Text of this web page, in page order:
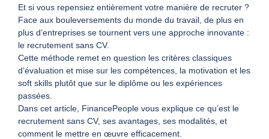
Et si vous repensiez entièrement votre manière de recruter ?
Face aux bouleversements du monde du travail, de plus en
plus d’entreprises se tournent vers une approche innovante :
le recrutement sans CV.
Cette méthode remet en question les critères classiques
d’évaluation et mise sur les compétences, la motivation et les
soft skills plutôt que sur le diplôme ou les expériences
passées.
Dans cet article, FinancePeople vous explique ce qu’est le
recrutement sans CV, ses avantages, ses modalités, et
comment le mettre en œuvre efficacement.